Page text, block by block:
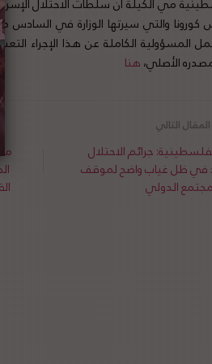
كورونا والتي سيرتها الوزارة في
المسؤولية الكاملة عن هذا الإجراء
الأصلي،هنا
جرائم الاحتلال
في ظل غياب واضح لموقف
الدولي